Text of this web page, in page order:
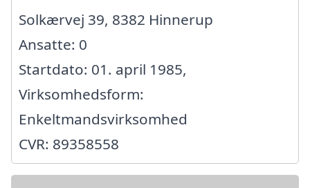
Solkærvej 39, 8382 Hinnerup
Ansatte: 0
Startdato: 01. april 1985,
Virksomhedsform:
Enkeltmandsvirksomhed
CVR: 89358558